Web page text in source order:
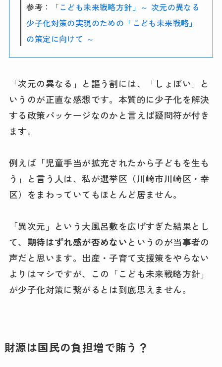
参考：
「こども未来戦略方針」～ 次元の異なる
少子化対策の実現のための「こども未来戦略」
の策定に向けて ～
「次元の異なる」と謳う割には、「しょぼい」と
いうのが正直な感想です。本質的に少子化を解決
する政策パッケージなのかと言えば疑問符が付き
ます。
例えば「児童手当が拡充されたから子どもを生も
う」と言う人は、私が選挙区（川崎市川崎区・幸
区）をまわっていてもほとんど居ません。
「異次元」という大風呂敷を広げすぎた結果とし
て、 期待はずれ感が否めないというのが当事者の
声だと思います。出産・子育て支援策をやらない
よりはマシですが、この「こども未来戦略方針」
が少子化対策に繋がるとは到底思えません。
財源は国民の負担増で賄う？